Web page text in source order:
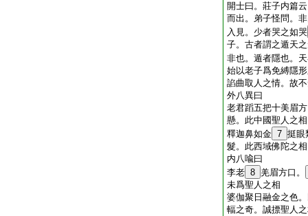
開士曰。莊子内篇
而出。弟子怪問。
入見。少者哭之如哭
子。古者謂之遁天
非也。遁者隱也。
始以老子爲免縛隱
諂曲取人之情。故
外八異曰
老君蹈五把十美眉
懸。此中國聖人之相
釋迦鼻如金 7 挺眼
髮。此西域佛陀之相
内八喩曰
李老 8 羌眉方口。
未爲聖人之相
婆伽聚日融金之色
輻之奇。誠摽聖人